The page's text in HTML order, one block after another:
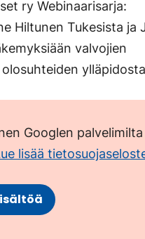
ry Webinaarisarja:
Hiltunen Tukesista ja
valvojien
Googlen palvelimilta
lisää